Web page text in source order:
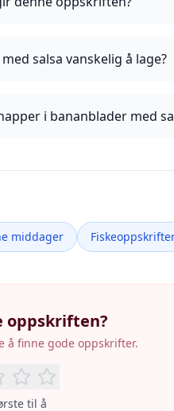
salsa vanskelig å lage?
i bananblader med
middager
oppskriften?
å finne gode oppskrifter.
til å